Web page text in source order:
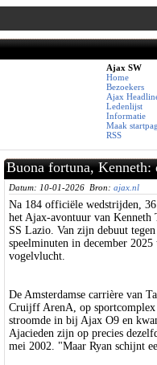
Ajax SW
Home
Bezoekers
Ajax
Ledenlijst
Informatie
Maak
RSS
Buona fortuna,
Datum: 10-01-2026 Bron: ajax.nl
Na 184 officiële wedstrijden, 36
het Ajax-avontuur van
SS Lazio. Van zijn debuut
speelminuten in december
vogelvlucht.
De Amsterdamse carrière van
Cruijff ArenA, op sportcomplex
stroomde in bij Ajax O9 en
Ajacieden zijn op precies
mei 2002. "Maar Ryan schijnt